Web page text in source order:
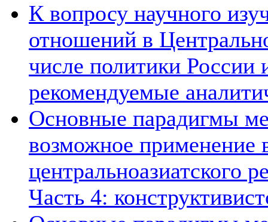
К вопросу научного
отношений в
числе политики России
рекомендуемые
Основные парадигмы
возможное применение
центральноазиатского
Часть 4: